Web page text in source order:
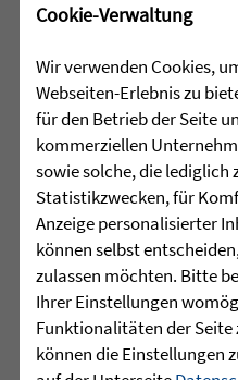
Manchmal beginnt
nicht mit einer
dem Schritt aus
Komfortzone. Für
Menschen aus
Kleintobel führte
zum Outward ...
mehr lesen
30.07.2026 |•HÖR-
Cookie-Verwaltung
Wir verwenden Cookies,
Webseiten-Erlebnis zu
für den Betrieb der Seite
kommerziellen
sowie solche, die lediglich
Statistikzwecken, für
Anzeige personalisierter
können selbst
zulassen möchten. Bitte
Ihrer Einstellungen
Funktionalitäten der Seite
können die Einstellungen